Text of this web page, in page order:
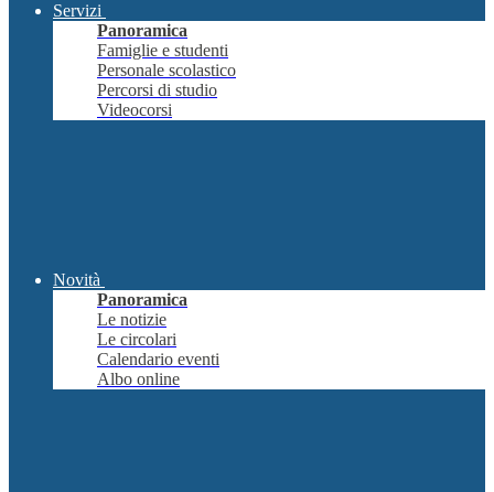
Servizi
Panoramica
Famiglie e studenti
Personale scolastico
Percorsi di studio
Videocorsi
Novità
Panoramica
Le notizie
Le circolari
Calendario eventi
Albo online